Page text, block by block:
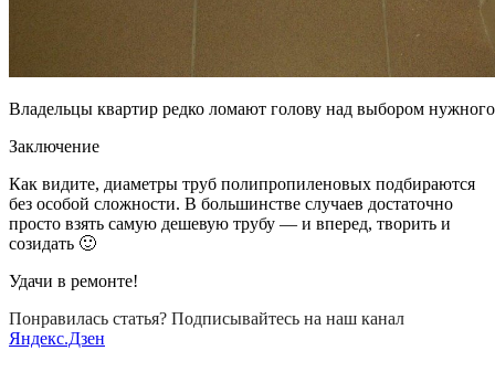
Владельцы квартир редко ломают голову над выбором
Заключение
Как видите, диаметры труб полипропиленовых подбираются
без особой сложности. В большинстве случаев достаточно
просто взять самую дешевую трубу — и вперед, творить и
созидать 🙂
Удачи в ремонте!
Понравилась статья? Подписывайтесь на наш канал
Яндекс.Дзен